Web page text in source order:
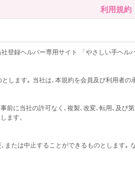
利用規約
録ヘルパー専用サイト 「やさしい手ヘ
します｡ 当社は､本規約を会員及び利用者
に当社の許可なく､複製､改変､転用､及
ます。
たは中止することができるものとします